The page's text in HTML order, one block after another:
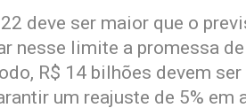
deve ser maior que o
nesse limite a promessa
R$ 14 bilhões devem
um reajuste de 5% em